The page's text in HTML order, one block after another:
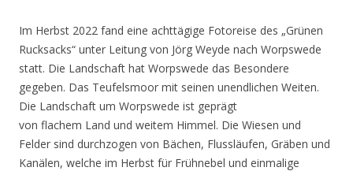
Im Herbst 2022 fand eine achttägige Fotoreise des „Grünen
Rucksacks“ unter Leitung von Jörg Weyde nach Worpswede
statt. Die Landschaft hat Worpswede das Besondere
gegeben. Das Teufelsmoor mit seinen unendlichen Weiten.
Die Landschaft um Worpswede ist geprägt
von flachem Land und weitem Himmel. Die Wiesen und
Felder sind durchzogen von Bächen, Flussläufen, Gräben und
Kanälen, welche im Herbst für Frühnebel und einmalige